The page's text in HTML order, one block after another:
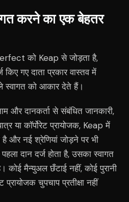
करने का एक बेहतर
को Keap से जोड़ता है,
गए दाता प्रकार वास्तव में
स्वागत को आकार देते हैं।
और दानकर्ता से संबंधित जानकारी,
या कॉर्पोरेट प्रायोजक, Keap में
है और नई श्रेणियां जोड़ने पर भी
दान दर्ज होता है, उसका स्वागत
कोई मैन्युअल छँटाई नहीं, कोई पुरानी
प्रायोजक चुपचाप प्रतीक्षा नहीं